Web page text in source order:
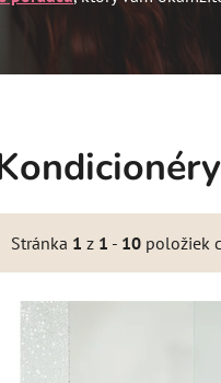
Stránka 1 z 1 - 10 položiek